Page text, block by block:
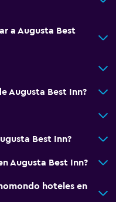
a Augusta Best
Augusta Best Inn?
Best Inn?
Augusta Best Inn?
hoteles en